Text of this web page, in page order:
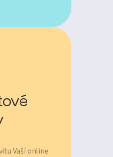
Vaší online